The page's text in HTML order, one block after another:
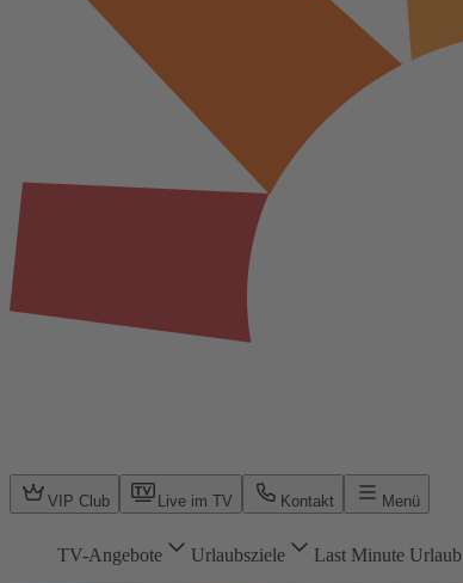
VIP Club Live im TV Kontakt Menü
TV-Angebote Urlaubsziele Last Minute Urlaub